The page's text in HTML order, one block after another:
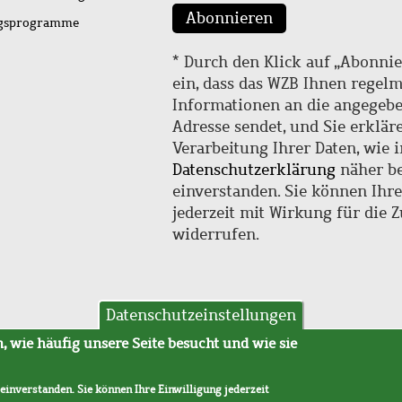
Abonnieren
* Durch den Klick auf
ein, dass das WZB Ihnen
Informationen an die
Adresse sendet, und Sie
Verarbeitung Ihrer Daten, wie
Datenschutzerklärung näher
einverstanden. Sie können
jederzeit mit Wirkung für die
widerrufen.
AVB
Datenschutzeinstellungen
wie häufig unsere Seite besucht und wie sie
Sie können Ihre Einwilligung jederzeit